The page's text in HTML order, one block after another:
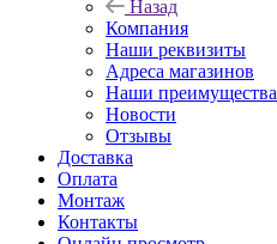
Назад
Компания
Наши реквизиты
Адреса магазинов
Наши преимущества
Новости
Отзывы
Доставка
Оплата
Монтаж
Контакты